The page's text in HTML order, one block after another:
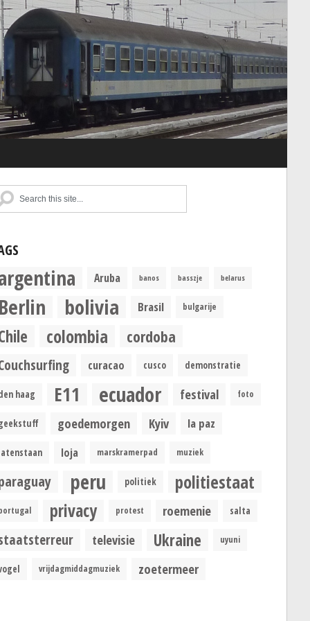
Aruba banos basszje belarus
bolivia Brasil bulgarije
colombia cordoba
curacao cusco demonstratie
haag E11 ecuador festival foto
goedemorgen Kyiv la paz
loja marskramerpad muziek
peru politiek politiestaat
privacy protest roemenie salta
televisie Ukraine uyuni
vrijdagmiddagmuziek zoetermeer